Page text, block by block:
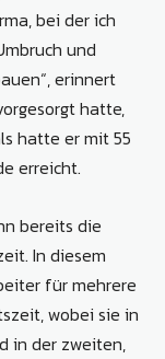
bei der ich
und
erinnert
hatte,
hatte er mit 55
erreicht.
bereits die
In diesem
für mehrere
wobei sie in
in der zweiten,